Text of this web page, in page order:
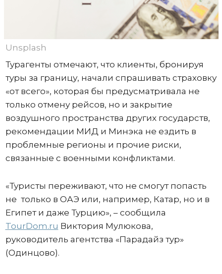
Unsplash
Турагенты отмечают, что клиенты, бронируя
туры за границу, начали спрашивать страховку
«от всего», которая бы предусматривала не
только отмену рейсов, но и закрытие
воздушного пространства других государств,
рекомендации МИД и Минэка не ездить в
проблемные регионы и прочие риски,
связанные с военными конфликтами.
«Туристы переживают, что не смогут попасть
не только в ОАЭ или, например, Катар, но и в
Египет и даже Турцию», – сообщила
TourDom.ru Виктория Мулюкова,
руководитель агентства «Парадайз тур»
(Одинцово).